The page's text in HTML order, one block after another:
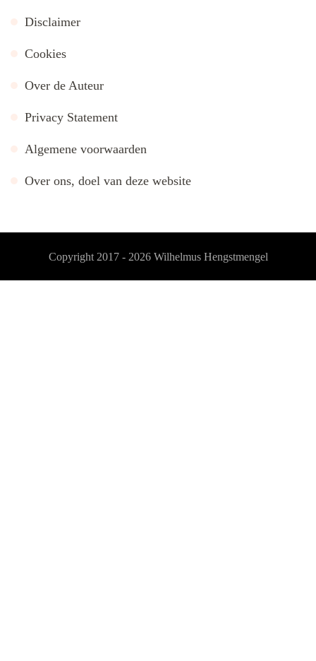
Disclaimer
Cookies
Over de Auteur
Privacy Statement
Algemene voorwaarden
Over ons, doel van deze website
Copyright 2017 - 2026 Wilhelmus Hengstmengel